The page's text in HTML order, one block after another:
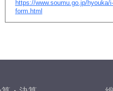
https://www.soumu.go.jp/hyouka/
form.html